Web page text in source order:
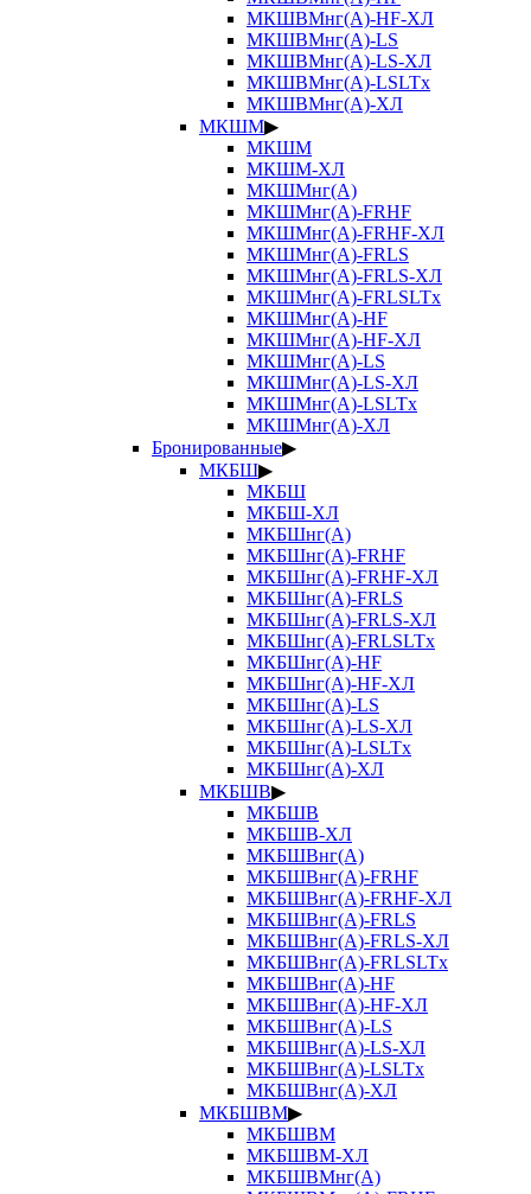
МКШВМнг(А)-HF-ХЛ
МКШВМнг(А)-LS
МКШВМнг(А)-LS-ХЛ
МКШВМнг(А)-LSLTx
МКШВМнг(А)-ХЛ
МКШМ▶
МКШМ
МКШМ-ХЛ
МКШМнг(А)
МКШМнг(А)-FRHF
МКШМнг(А)-FRHF-ХЛ
МКШМнг(А)-FRLS
МКШМнг(А)-FRLS-ХЛ
МКШМнг(А)-FRLSLTx
МКШМнг(А)-HF
МКШМнг(А)-HF-ХЛ
МКШМнг(А)-LS
МКШМнг(А)-LS-ХЛ
МКШМнг(А)-LSLTx
МКШМнг(А)-ХЛ
Бронированные▶
МКБШ▶
МКБШ
МКБШ-ХЛ
МКБШнг(А)
МКБШнг(А)-FRHF
МКБШнг(А)-FRHF-ХЛ
МКБШнг(А)-FRLS
МКБШнг(А)-FRLS-ХЛ
МКБШнг(А)-FRLSLTx
МКБШнг(А)-HF
МКБШнг(А)-HF-ХЛ
МКБШнг(А)-LS
МКБШнг(А)-LS-ХЛ
МКБШнг(А)-LSLTx
МКБШнг(А)-ХЛ
МКБШВ▶
МКБШВ
МКБШВ-ХЛ
МКБШВнг(А)
МКБШВнг(А)-FRHF
МКБШВнг(А)-FRHF-ХЛ
МКБШВнг(А)-FRLS
МКБШВнг(А)-FRLS-ХЛ
МКБШВнг(А)-FRLSLTx
МКБШВнг(А)-HF
МКБШВнг(А)-HF-ХЛ
МКБШВнг(А)-LS
МКБШВнг(А)-LS-ХЛ
МКБШВнг(А)-LSLTx
МКБШВнг(А)-ХЛ
МКБШВМ▶
МКБШВМ
МКБШВМ-ХЛ
МКБШВМнг(А)